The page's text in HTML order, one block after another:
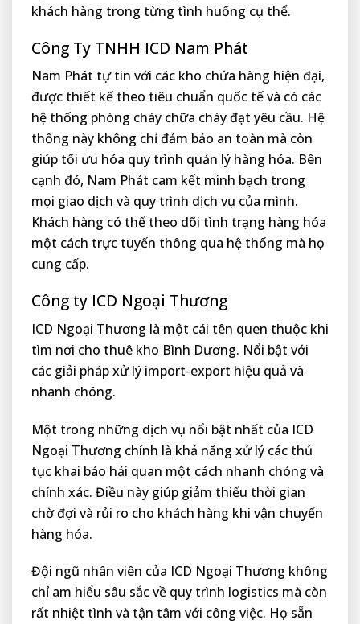
khách hàng trong từng tình huống cụ thể.
Công Ty TNHH ICD Nam Phát
Nam Phát tự tin với các kho chứa hàng hiện đại,
được thiết kế theo tiêu chuẩn quốc tế và có các
hệ thống phòng cháy chữa cháy đạt yêu cầu. Hệ
thống này không chỉ đảm bảo an toàn mà còn
giúp tối ưu hóa quy trình quản lý hàng hóa. Bên
cạnh đó, Nam Phát cam kết minh bạch trong
mọi giao dịch và quy trình dịch vụ của mình.
Khách hàng có thể theo dõi tình trạng hàng hóa
một cách trực tuyến thông qua hệ thống mà họ
cung cấp.
Công ty ICD Ngoại Thương
ICD Ngoại Thương là một cái tên quen thuộc khi
tìm nơi cho thuê kho Bình Dương. Nổi bật với
các giải pháp xử lý import-export hiệu quả và
nhanh chóng.
Một trong những dịch vụ nổi bật nhất của ICD
Ngoại Thương chính là khả năng xử lý các thủ
tục khai báo hải quan một cách nhanh chóng và
chính xác. Điều này giúp giảm thiểu thời gian
chờ đợi và rủi ro cho khách hàng khi vận chuyển
hàng hóa.
Đội ngũ nhân viên của ICD Ngoại Thương không
chỉ am hiểu sâu sắc về quy trình logistics mà còn
rất nhiệt tình và tận tâm với công việc. Họ sẵn